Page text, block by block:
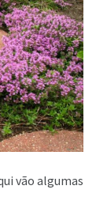
vão algumas